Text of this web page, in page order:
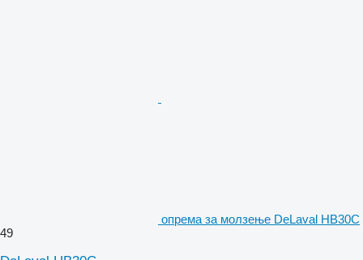
опрема за молзење DeLaval HB30C
49